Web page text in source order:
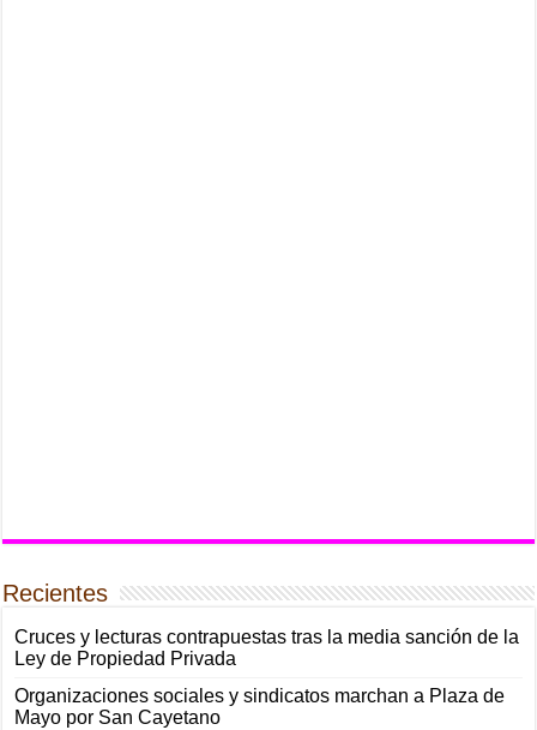
Recientes
Cruces y lecturas contrapuestas tras la media sanción de la
Ley de Propiedad Privada
Organizaciones sociales y sindicatos marchan a Plaza de
Mayo por San Cayetano